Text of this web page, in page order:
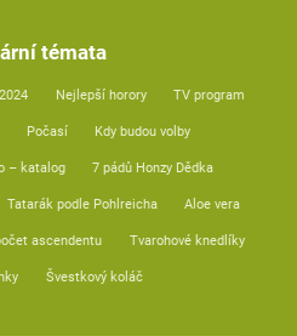
témata
Nejlepší horory TV program
Počasí Kdy budou volby
– katalog 7 pádů Honzy Dědka
Tatarák podle Pohlreicha Aloe vera
ascendentu Tvarohové knedlíky
Švestkový koláč